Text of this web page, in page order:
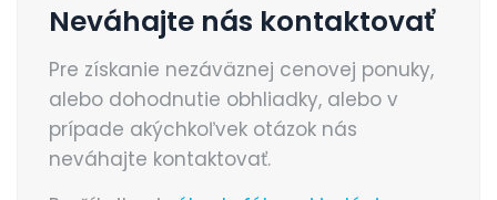
Neváhajte nás kontaktovať
Pre získanie nezáväznej cenovej ponuky,
alebo dohodnutie obhliadky, alebo v
prípade akýchkoľvek otázok nás
neváhajte kontaktovať.